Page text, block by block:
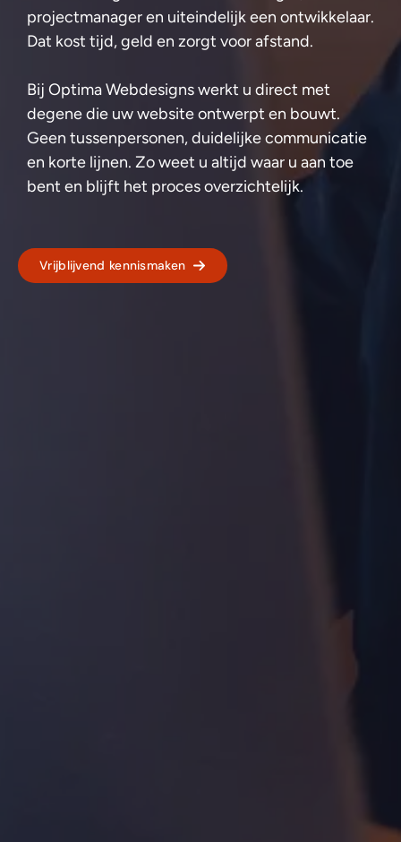
projectmanager en uiteindelijk een ontwikkelaar.
Dat kost tijd, geld en zorgt voor afstand.
Bij Optima Webdesigns werkt u direct met
degene die uw website ontwerpt en bouwt.
Geen tussenpersonen, duidelijke communicatie
en korte lijnen. Zo weet u altijd waar u aan toe
bent en blijft het proces overzichtelijk.
Vrijblijvend kennismaken